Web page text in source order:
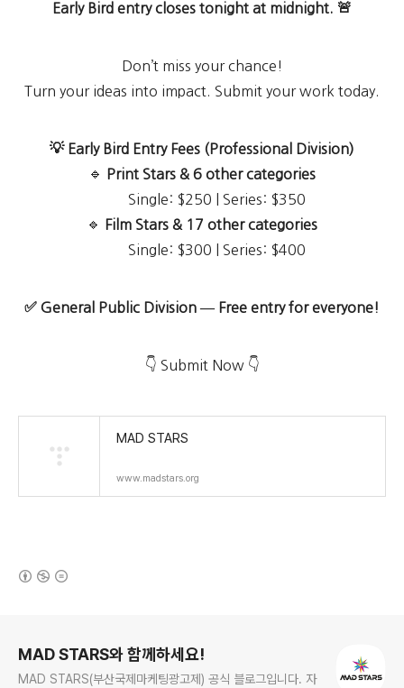
Early Bird entry closes tonight at midnight. 🚨
Don’t miss your chance!
Turn your ideas into impact. Submit your work today.
💡 Early Bird Entry Fees (Professional Division)
🔹
Print Stars & 6 other categories
Single: $250 | Series: $350
🔹
Film Stars & 17 other categories
Single: $300 | Series: $400
✅ General Public Division — Free entry for everyone!
👇 Submit Now 👇
MAD STARS
www.madstars.org
MAD STARS와 함께하세요!
MAD STARS(부산국제마케팅광고제) 공식 블로그입니다. 자